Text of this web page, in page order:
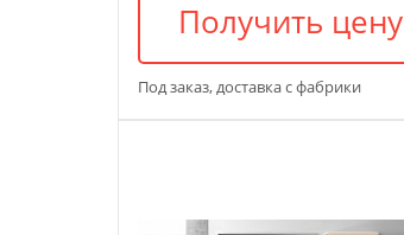
Получить цену
Под заказ, доставка с фабрики